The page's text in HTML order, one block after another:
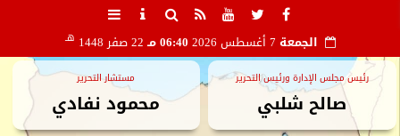
الجمعة 06:40 مـ 22 صفر 1448 هـ
رئيس مجلس الإدارة ورئيس التحرير
صالح شلبي
مستشار التحرير
محمود نفادي